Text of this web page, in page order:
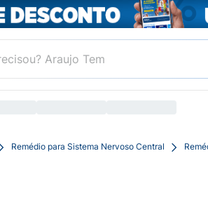
Remédio para Sistema Nervoso Central